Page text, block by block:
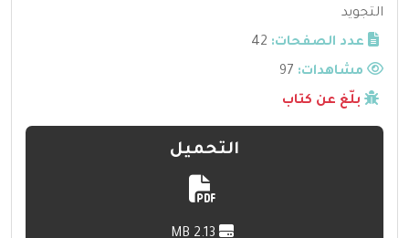
التجويد
عدد الصفحات: 42
مشاهدات:
بلّغ عن كتاب
التحميل